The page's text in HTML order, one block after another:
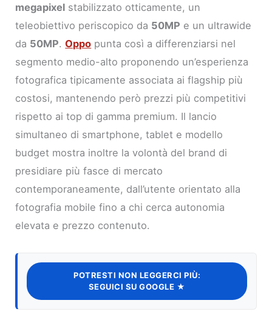
megapixel stabilizzato otticamente, un
teleobiettivo periscopico da 50MP e un ultrawide
da 50MP.Oppo punta così a differenziarsi nel
segmento medio-alto proponendo un’esperienza
fotografica tipicamente associata ai flagship più
costosi, mantenendo però prezzi più competitivi
rispetto ai top di gamma premium. Il lancio
simultaneo di smartphone, tablet e modello
budget mostra inoltre la volontà del brand di
presidiare più fasce di mercato
contemporaneamente, dall’utente orientato alla
fotografia mobile fino a chi cerca autonomia
elevata e prezzo contenuto.
POTRESTI NON LEGGERCI PIÙ:
SEGUICI SU GOOGLE ★